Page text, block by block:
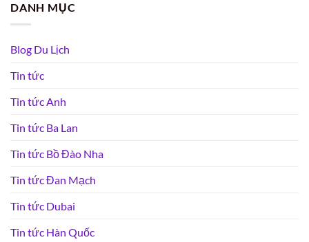
DANH MỤC
Blog Du Lịch
Tin tức
Tin tức Anh
Tin tức Ba Lan
Tin tức Bồ Đào Nha
Tin tức Đan Mạch
Tin tức Dubai
Tin tức Hàn Quốc